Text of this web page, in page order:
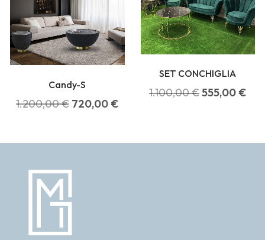
Candy-S
1.200,00€ 720,00€
SET CONCHIGLIA
1.100,00€555,00€